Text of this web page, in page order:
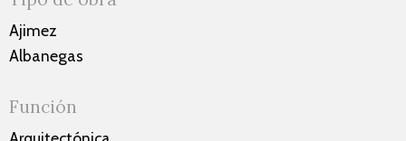
Ajimez
Albanegas
Función